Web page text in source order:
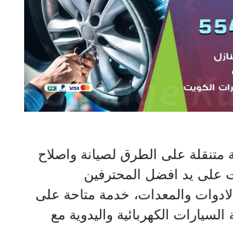
متنقلة على الطرق لصيانة واصلاح
على يد افضل المحترفين
والمعدات، خدمة متاحة على
الكهربائية واليدوية مع